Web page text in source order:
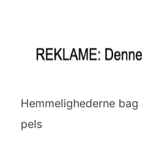
Hemmelighederne
pels